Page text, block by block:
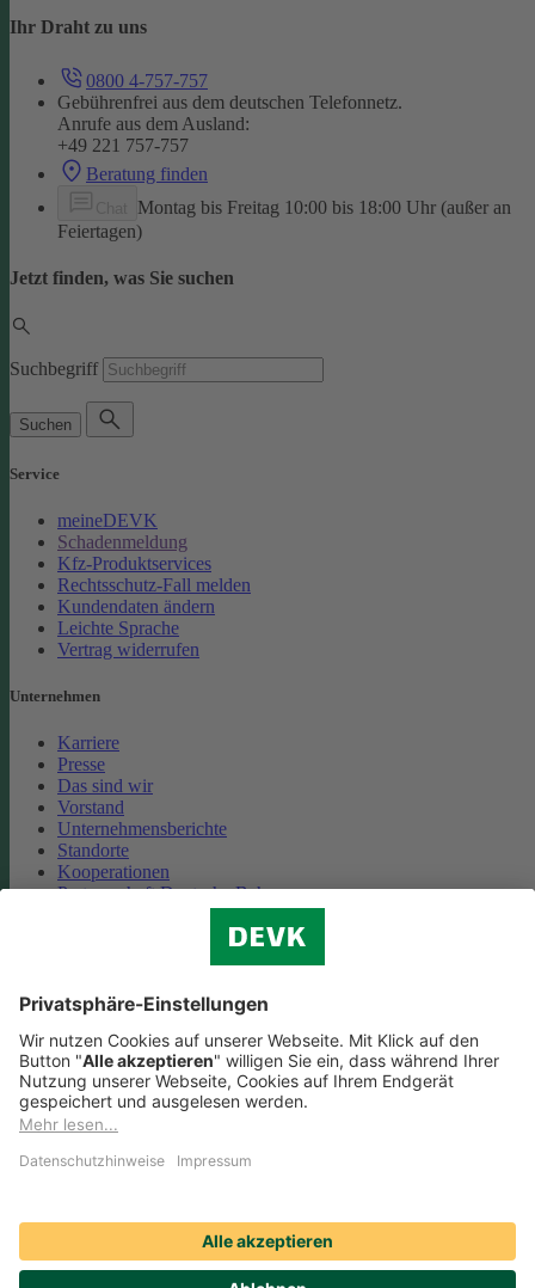
Ihr Draht zu uns
0800 4-757-757
Gebührenfrei aus dem deutschen Telefonnetz.
Anrufe aus dem Ausland:
+49 221 757-757
Beratung finden
Montag bis Freitag 10:00 bis 18:00 Uhr (außer an
Feiertagen)
Jetzt finden, was Sie suchen
Suchbegriff
Suchen
Service
meineDEVK
Schadenmeldung
Kfz-Produktservices
Rechtsschutz-Fall melden
Kundendaten ändern
Leichte Sprache
Vertrag widerrufen
Unternehmen
Karriere
Presse
Das sind wir
Vorstand
Unternehmensberichte
Standorte
Kooperationen
Partnerschaft Deutsche Bahn
Cookie-Einstellungen
Datenschutz
Impressum
Streitbeilegung
Nutzungshinweise
Compliance
Social Media Icons sowie Verlinkungen, die mit